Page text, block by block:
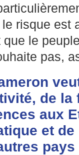
risque est
que le
pas,
de la
aux
et de
pays